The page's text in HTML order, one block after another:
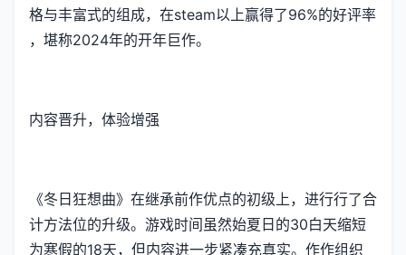
格与丰富式的组成，在steam以上赢得了​​96%的好评率​​
，堪称2024年的开年巨作。
内容晋升，体验增强
《冬日狂想曲》在继承前作优点的初级上，进行行了合
计方法位的升级。游戏时间虽然始夏日的30白天缩短
为寒假的18天，但内容进一步紧凑充真实。作作组织